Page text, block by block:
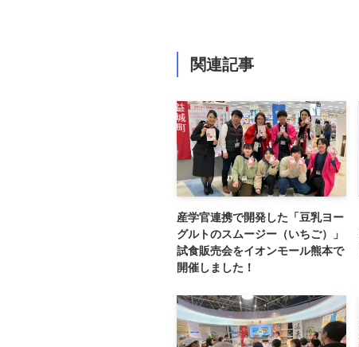
関連記事
産学官連携で開発した「豆乳ヨー
グルトのスムージー（いちご）」
試食販売会をイオンモール熊本で
開催しました！